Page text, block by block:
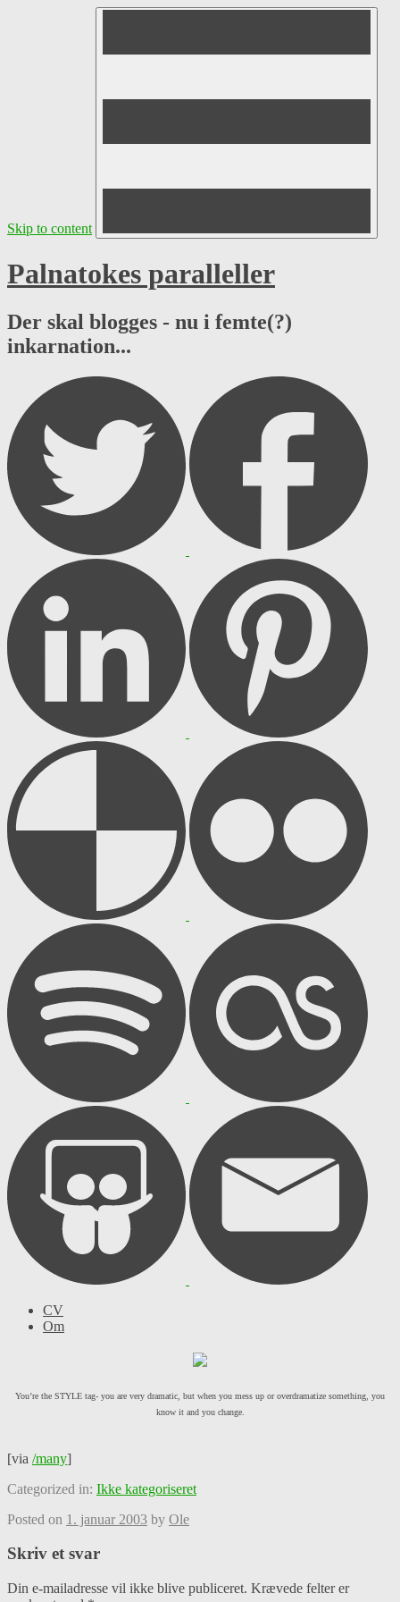
Skip to content
Palnatokes paralleller
Der skal blogges - nu i femte(?)
inkarnation...
CV
Om
You’re the STYLE tag- you are very dramatic, but when you mess up or overdramatize something, you
know it and you change.
[via /many]
Categorized in: Ikke kategoriseret
Posted on 1. januar 2003 by Ole
Skriv et svar
Din e-mailadresse vil ikke blive publiceret. Krævede felter er